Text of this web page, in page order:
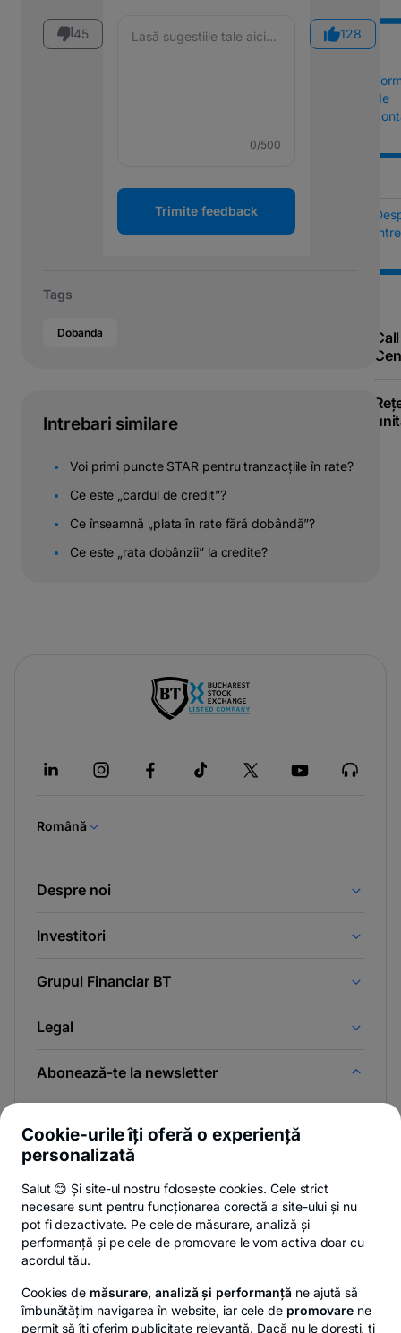
de
Call
45
0/500
Trimite feedback
128
Tags
Dobanda
Intrebari similare
Voi primi puncte STAR pentru tranzacțiile în rate?
Ce este „cardul de credit”?
Ce înseamnă „plata în rate fără dobândă”?
Ce este „rata dobânzii” la credite?
a
Română
Despre noi
Investitori
Grupul Financiar BT
Legal
Abonează-te la newsletter
Poți renunța oricând,vezi detalii-
opens
in
a
.
Privacy Hub - opens in a new tab
Politica de confidențialitate- opens in a new
Politica de cookies
Cookie-urile îți oferă o experiență
personalizată
Salut 😊 Și site-ul nostru folosește cookies. Cele strict
necesare sunt pentru funcționarea corectă a site-ului și nu
pot fi dezactivate. Pe cele de măsurare, analiză și
performanță și pe cele de promovare le vom activa doar cu
acordul tău.
Cookies de măsurare, analiză și performanță ne ajută să
îmbunătățim navigarea în website, iar cele de promovare ne
permit să îți oferim publicitate relevantă. Dacă nu le dorești, ți